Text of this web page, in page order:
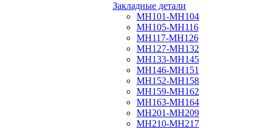
Закладные детали
МН101-МН104
МН105-МН116
МН117-МН126
МН127-МН132
МН133-МН145
МН146-МН151
МН152-МН158
МН159-МН162
МН163-МН164
МН201-МН209
МН210-МН217